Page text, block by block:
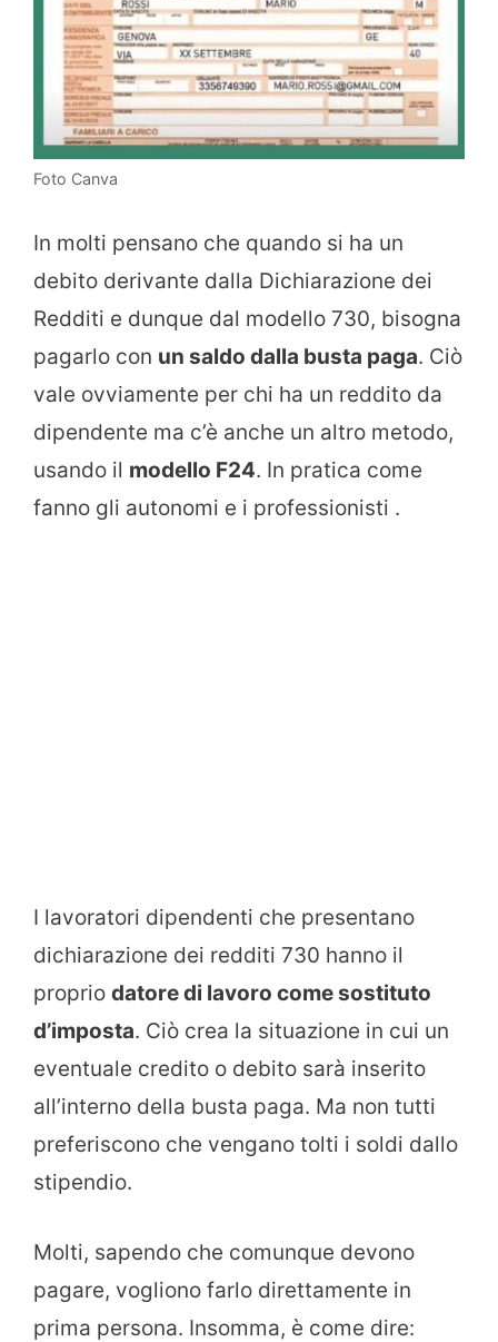
Foto Canva
In molti pensano che quando si ha un
debito derivante dalla Dichiarazione dei
Redditi e dunque dal modello 730, bisogna
pagarlo con un saldo dalla busta paga. Ciò
vale ovviamente per chi ha un reddito da
dipendente ma c’è anche un altro metodo,
usando il modello F24. In pratica come
fanno gli autonomi e i professionisti .
I lavoratori dipendenti che presentano
dichiarazione dei redditi 730 hanno il
proprio datore di lavoro come sostituto
d’imposta. Ciò crea la situazione in cui un
eventuale credito o debito sarà inserito
all’interno della busta paga. Ma non tutti
preferiscono che vengano tolti i soldi dallo
stipendio.
Molti, sapendo che comunque devono
pagare, vogliono farlo direttamente in
prima persona. Insomma, è come dire: